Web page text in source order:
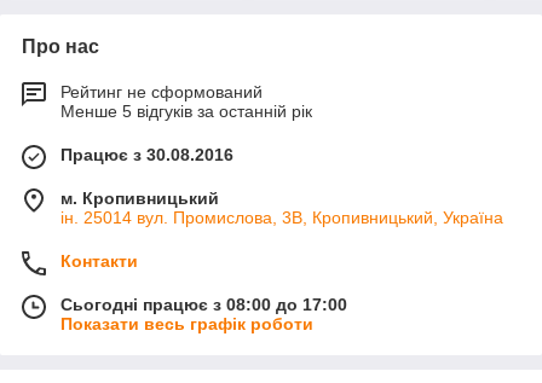
Про нас
Рейтинг не сформований
Менше 5 відгуків за останній рік
Працює з 30.08.2016
м. Кропивницький
ін. 25014 вул. Промислова, 3В, Кропивницький, Україна
Контакти
Сьогодні працює з 08:00 до 17:00
Показати весь графік роботи